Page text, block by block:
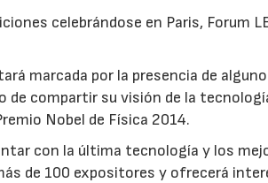
celebrándose en Paris, Forum
marcada por la presencia de
de compartir su visión de la
Nobel de Física 2014.
con la última tecnología y los
de 100 expositores y ofrecerá